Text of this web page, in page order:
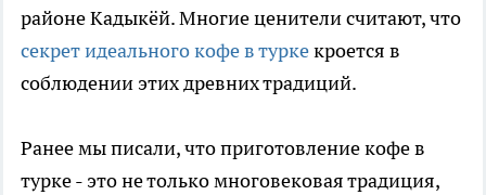
районе Кадыкёй. Многие ценители считают, что
секрет идеального кофе в туркекроется в
соблюдении этих древних традиций.
Ранее мы писали, что приготовление кофе в
турке - это не только многовековая традиция,